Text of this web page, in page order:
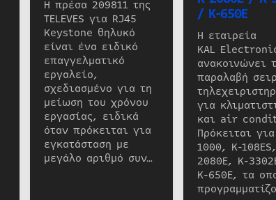
Η πρέσα 209811 της
TELEVES για RJ45
Keystone θηλυκό
είναι ένα ειδικό
επαγγελματικό
εργαλείο,
σχεδιασμένο για τη
μείωση του χρόνου
εργασίας, ειδικά
όταν πρόκειται για
εγκατάσταση με
μεγάλο αριθμό συν…
/ K-650E
Η εταιρεία
KAL
ανακοινώνει
παραλαβή
για
και air
Πρόκειται
1000, K-
2080E, K-
K-650E, τα